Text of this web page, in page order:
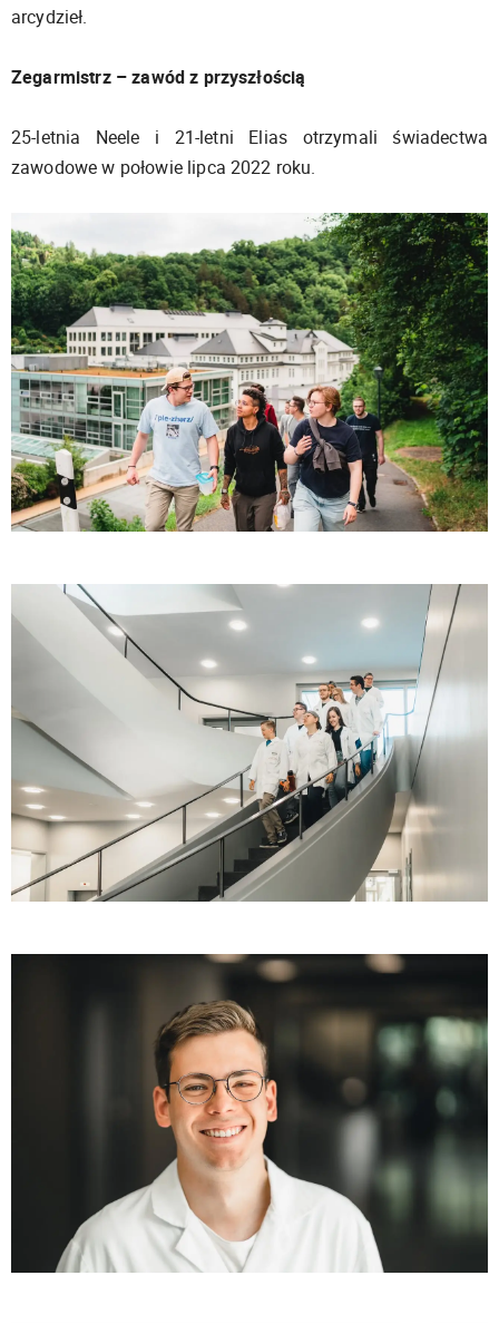
arcydzieł.
Zegarmistrz – zawód z przyszłością
25-letnia Neele i 21-letni Elias otrzymali świadectwa
zawodowe w połowie lipca 2022 roku.